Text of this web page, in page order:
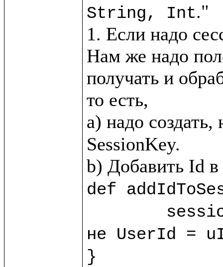
String, Int."
1. Если надо
Нам же надо
получать и
то есть,
a) надо
SessionKey.
def
не UserId =
}